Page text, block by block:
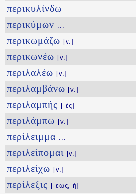
περικυλίνδω
περικύμων ...
περικωμάζω [v.]
περικωνέω [v.]
περιλαλέω [v.]
περιλαμβάνω [v.]
περιλαμπής [-ές]
περιλάμπω [v.]
περίλειμμα ...
περιλείπομαι [v.]
περιλείχω [v.]
περίλεξις [-εως, ἡ]